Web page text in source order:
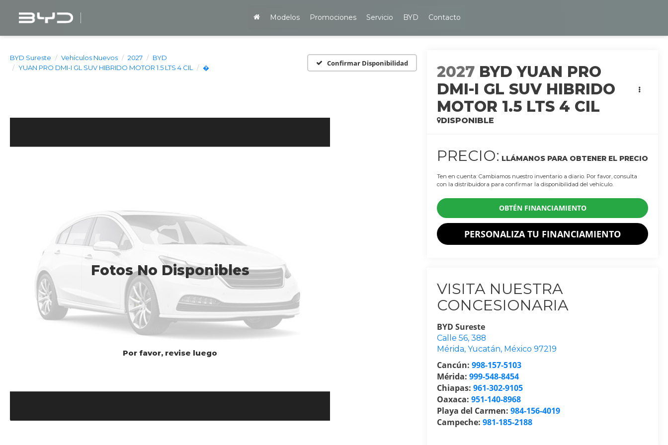
Modelos Promociones Servicio BYD Contacto
BYD Sureste Vehículos Nuevos 2027
BYD
YUAN PRO DMI-I GL SUV HIBRIDO MOTOR 1.5 LTS 4 CIL
�
Confirmar Disponibilidad
Fotos No Disponibles
Por favor, revise luego
2027 BYD YUAN PRO
DMI-I GL SUV HIBRIDO
MOTOR 1.5 LTS 4 CIL
DISPONIBLE
PRECIO: LLÁMANOS PARA OBTENER EL PRECIO
Ten en cuenta: Cambiamos nuestro inventario a diario. Por favor, consulta
con la distribuidora para confirmar la disponibilidad del vehículo.
OBTÉN FINANCIAMIENTO
PERSONALIZA TU FINANCIAMIENTO
VISITA NUESTRA
CONCESIONARIA
BYD Sureste
Calle 56, 388
Mérida,Yucatán, México 97219
Cancún:998-157-5103
Mérida:999-548-8454
Chiapas:961-302-9105
Oaxaca:951-140-8968
Playa del Carmen:984-156-4019
Campeche:981-185-2188